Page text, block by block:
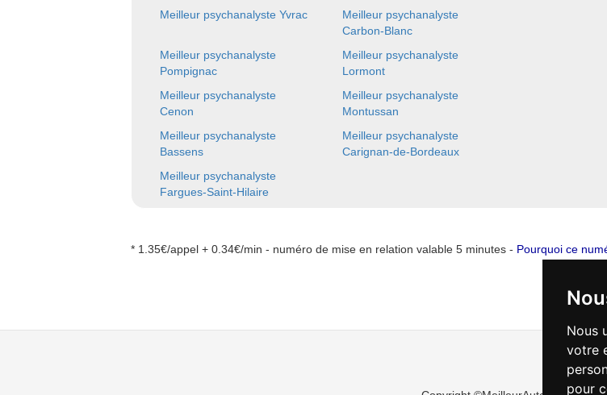
Nous
votre
pour
Meilleur psychanalyste Yvrac
Meilleur psychanalyste
Carbon-Blanc
Meilleur psychanalyste
Pompignac
Meilleur psychanalyste
Lormont
Meilleur psychanalyste
Cenon
Meilleur psychanalyste
Montussan
Meilleur psychanalyste
Bassens
Meilleur psychanalyste
Carignan-de-Bordeaux
Meilleur psychanalyste
Fargues-Saint-Hilaire
* 1.35€/appel + 0.34€/min - numéro de mise en relation valable 5 minutes - Pourquoi ce